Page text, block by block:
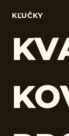
KĽUČKY